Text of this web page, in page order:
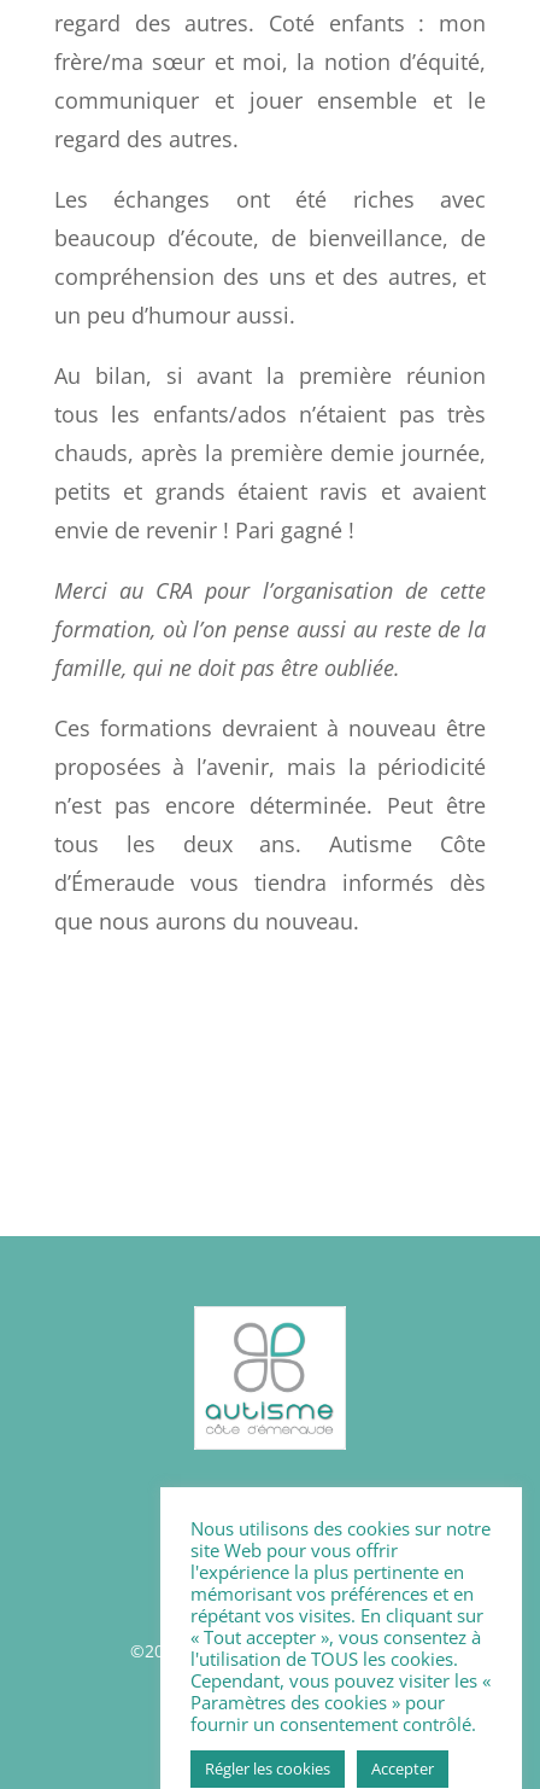
regard des autres. Coté enfants : mon
frère/ma sœur et moi, la notion d’équité,
communiquer et jouer ensemble et le
regard des autres.
Les échanges ont été riches avec
beaucoup d’écoute, de bienveillance, de
compréhension des uns et des autres, et
un peu d’humour aussi.
Au bilan, si avant la première réunion
tous les enfants/ados n’étaient pas très
chauds, après la première demie journée,
petits et grands étaient ravis et avaient
envie de revenir ! Pari gagné !
Merci au CRA pour l’organisation de cette
formation, où l’on pense aussi au reste de la
famille, qui ne doit pas être oubliée.
Ces formations devraient à nouveau être
proposées à l’avenir, mais la périodicité
n’est pas encore déterminée. Peut être
tous les deux ans. Autisme Côte
d’Émeraude vous tiendra informés dès
que nous aurons du nouveau.
Mentions légales
Politique des cookies
©2026 - Autisme Côte d'Emeraude
Suivez-nous
Nous utilisons des cookies sur notre
site Web pour vous offrir
l'expérience la plus pertinente en
mémorisant vos préférences et en
répétant vos visites. En cliquant sur
« Tout accepter », vous consentez à
l'utilisation de TOUS les cookies.
Cependant, vous pouvez visiter les «
Paramètres des cookies » pour
fournir un consentement contrôlé.
Régler les cookies Accepter